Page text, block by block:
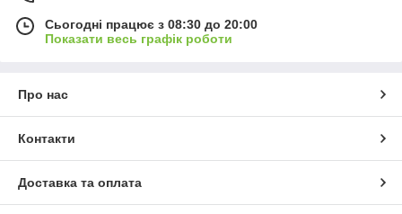
Сьогодні працює з 08:30 до 20:00
Показати весь графік роботи
Про нас
Контакти
Доставка та оплата